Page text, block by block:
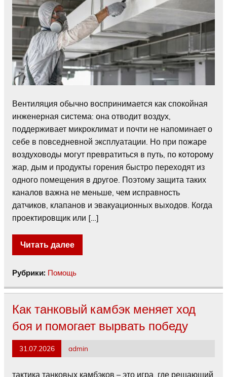
Вентиляция обычно воспринимается как спокойная
инженерная система: она отводит воздух,
поддерживает микроклимат и почти не напоминает о
себе в повседневной эксплуатации. Но при пожаре
воздуховоды могут превратиться в путь, по которому
жар, дым и продукты горения быстро переходят из
одного помещения в другое. Поэтому защита таких
каналов важна не меньше, чем исправность
датчиков, клапанов и эвакуационных выходов. Когда
проектировщик или […]
Читать далее
Рубрики: Помощь
Как танковый камбэк меняет ход
боя и помогает вырвать победу
31.07.2026 admin
тактика танковых камбэков – это игра, где решающий